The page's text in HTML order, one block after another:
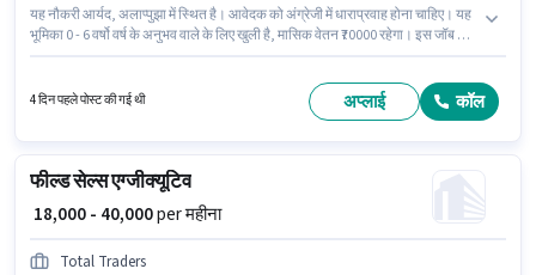
यह नौकरी आर्यद, अलाप्पुझा में स्थित है। आवेदक को अंग्रेजी में धाराप्रवाह होना चाहिए। यह
भूमिका 0 - 6 वर्षो वर्ष के अनुभव वाले के लिए खुली है, मासिक वेतन ₹70000 रहेगा। इस जॉब के
संरचना मिलती है।
4 दिन पहले पोस्ट की गई थी अप्लाई कॉल
फील्ड सेल्स एग्जीक्यूटिव
₹ 18,000 - 40,000per महीना
Total Traders